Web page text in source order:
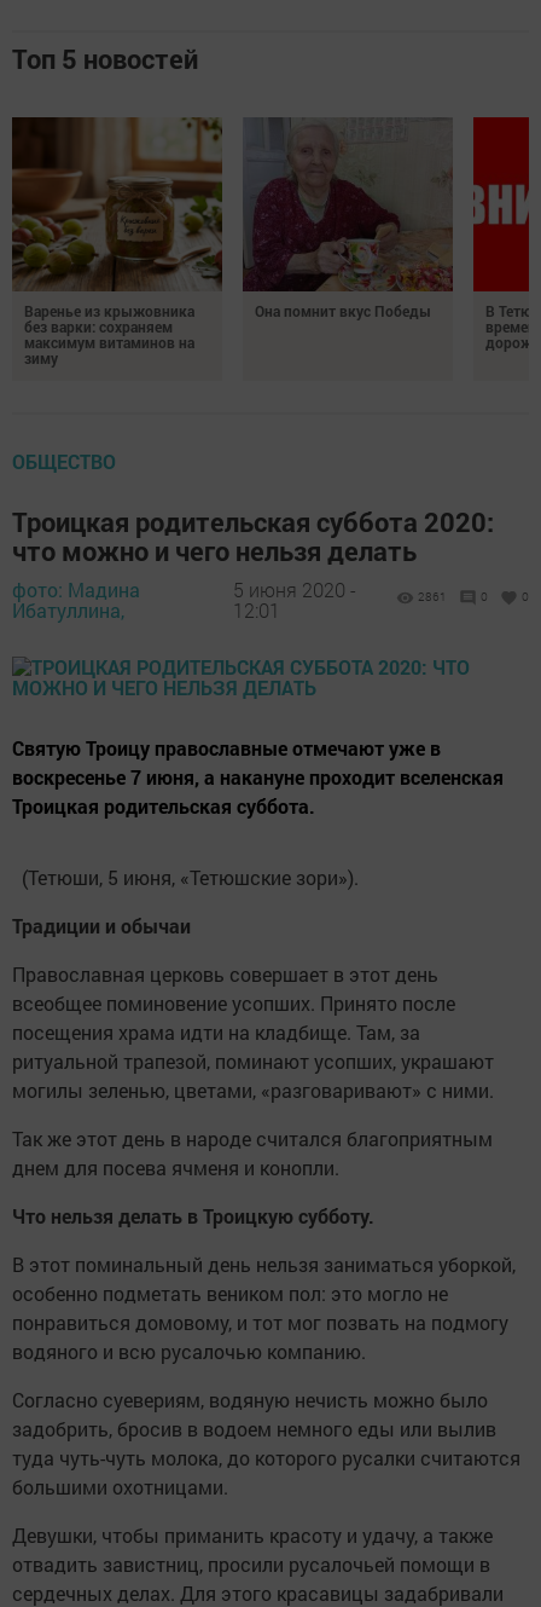
Топ 5 новостей
Варенье из крыжовника
без варки: сохраняем
максимум витаминов на
зиму
Она помнит вкус Победы
В
ОБЩЕСТВО
Троицкая родительская суббота 2020:
что можно и чего нельзя делать
фото: Мадина
Ибатуллина,
5 июня 2020 -
12:01
2861 0 0
Святую Троицу православные отмечают уже в
воскресенье 7 июня, а накануне проходит вселенская
Троицкая родительская суббота.
(Тетюши, 5 июня, «Тетюшские зори»).
Традиции и обычаи
Православная церковь совершает в этот день
всеобщее поминовение усопших. Принято после
посещения храма идти на кладбище. Там, за
ритуальной трапезой, поминают усопших, украшают
могилы зеленью, цветами, «разговаривают» с ними.
Так же этот день в народе считался благоприятным
днем для посева ячменя и конопли.
Что нельзя делать в Троицкую субботу.
В этот поминальный день нельзя заниматься уборкой,
особенно подметать веником пол: это могло не
понравиться домовому, и тот мог позвать на подмогу
водяного и всю русалочью компанию.
Согласно суевериям, водяную нечисть можно было
задобрить, бросив в водоем немного еды или вылив
туда чуть-чуть молока, до которого русалки считаются
большими охотницами.
Девушки, чтобы приманить красоту и удачу, а также
отвадить завистниц, просили русалочьей помощи в
сердечных делах. Для этого красавицы задабривали